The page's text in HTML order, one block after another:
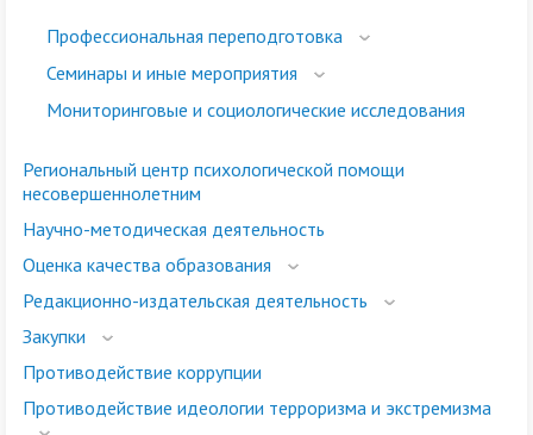
Профессиональная переподготовка
Семинары и иные мероприятия
Мониторинговые и социологические исследования
Региональный центр психологической помощи
несовершеннолетним
Научно-методическая деятельность
Оценка качества образования
Редакционно-издательская деятельность
Закупки
Противодействие коррупции
Противодействие идеологии терроризма и экстремизма